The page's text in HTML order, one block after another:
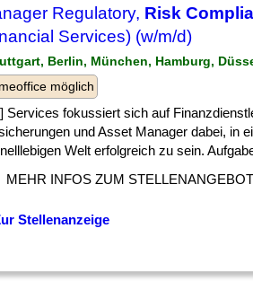
Regulatory, Risk
Services) (w/m/d)
Berlin, München, Hamburg,
möglich
Services fokussiert sich auf
und Asset Manager dabei, in
Welt erfolgreich zu sein.
MEHR INFOS ZUM STELLENANGEBOT
Stellenanzeige